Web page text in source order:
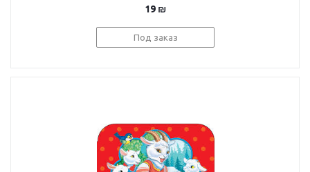
(Гармошки)
19 ₪
Под заказ